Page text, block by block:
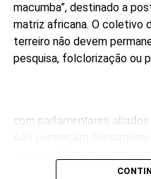
macumba”, destinado a
matriz africana. O coletivo
terreiro não devem
pesquisa, folclorização ou
com parlamentares
compromisso público com